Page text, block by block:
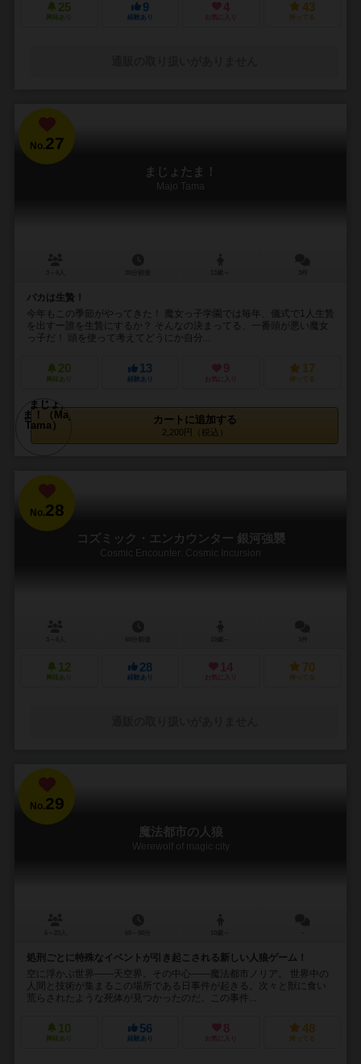
25
興味あり
9
経験あり
4
お気に入り
43
持ってる
No.27
まじょたま！
Majo Tama
バカは生贄！
今年もこの季節がやってきた！ 魔女っ子学園では毎年、儀式で1人生贄
を出すー誰を生贄にするか？ そんなの決まってる、一番頭が悪い魔女
っ子だ！ 頭を使って考えてどうにか自分...
20
興味あり
13
経験あり
9
お気に入り
17
持ってる
カートに追加する
2,200円（税込）
No.28
コズミック・エンカウンター 銀河強襲
Cosmic Encounter: Cosmic Incursion
12
興味あり
28
経験あり
14
お気に入り
70
持ってる
No.29
魔法都市の人狼
Werewolf of magic city
処刑ごとに特殊なイベントが引き起こされる新しい人狼ゲーム！
空に浮かぶ世界――天空界。その中心――魔法都市ノリア。 世界中の
人間と技術が集まるこの場所である日事件が起きる。次々と獣に食い
荒らされたような死体が見つかったのだ。この事件...
10
興味あり
56
経験あり
8
お気に入り
48
持ってる